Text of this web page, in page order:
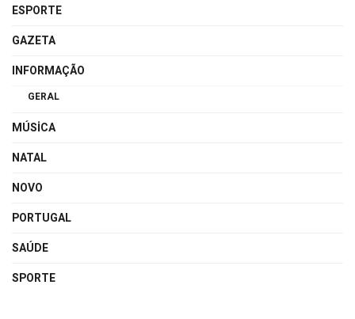
ESPORTE
GAZETA
INFORMAÇÃO
GERAL
MÚSICA
NATAL
NOVO
PORTUGAL
SAÚDE
SPORTE